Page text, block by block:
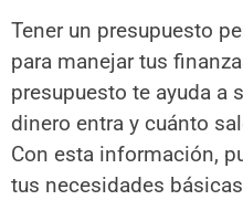
Tener un presupuesto
para manejar tus
presupuesto te ayuda a
dinero entra y cuánto
Con esta información,
tus necesidades